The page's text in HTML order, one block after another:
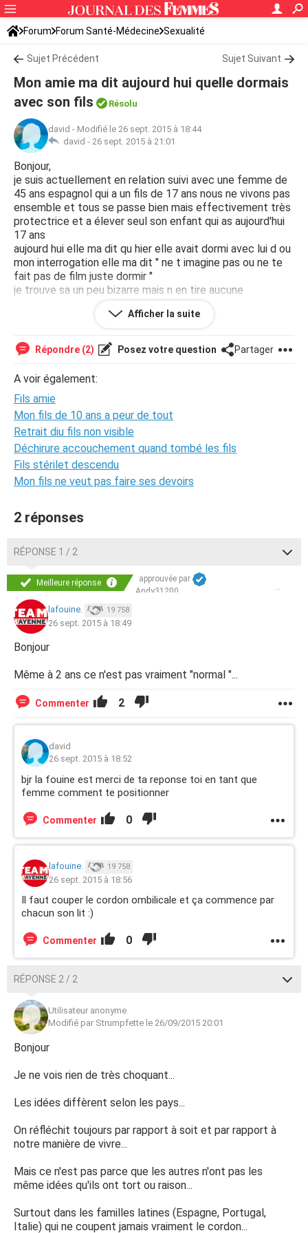
Forum Forum Santé-Médecine Sexualité
Sujet Précédent Sujet Suivant
Mon amie ma dit aujourd hui quelle dormais
avec son fils
Résolu
david - Modifié le 26 sept. 2015 à 18:44
david - 26 sept. 2015 à 21:01
Bonjour,
je suis actuellement en relation suivi avec une femme de
45 ans espagnol qui a un fils de 17 ans nous ne vivons pas
ensemble et tous se passe bien mais effectivement très
protectrice et a élever seul son enfant qui as aujourd'hui
17 ans
aujourd hui elle ma dit qu hier elle avait dormi avec lui d ou
mon interrogation elle ma dit " ne t imagine pas ou ne te
fait pas de film juste dormir "
je trouve sa un peu bizarre mais n en tire aucune
conclusion dormir avec son enfant me parait normal quand
celui si a disons jusqu'à 10 ans mais a 17 merci de me
d avance merci
Afficher la suite
Répondre (2) Posez votre question Partager
A voir également:
Fils amie
Mon fils de 10 ans a peur de tout
Retrait diu fils non visible
Déchirure accouchement quand tombé les fils
Fils stérilet descendu
Mon fils ne veut pas faire ses devoirs
2 réponses
RÉPONSE 1 / 2
Meilleure réponse
approuvée par
Andy31200
lafouine. 19 758
26 sept. 2015 à 18:49
Bonjour
Même à 2 ans ce n'est pas vraiment "normal "...
Commenter 2
david
26 sept. 2015 à 18:52
bjr la fouine est merci de ta reponse toi en tant que
femme comment te positionner
Commenter 0
lafouine. 19 758
26 sept. 2015 à 18:56
Il faut couper le cordon ombilicale et ça commence par
chacun son lit :)
Commenter 0
RÉPONSE 2 / 2
Utilisateur anonyme
Modifié par Strumpfette le 26/09/2015 20:01
Bonjour
Je ne vois rien de très choquant...
Les idées diffèrent selon les pays...
On réfléchit toujours par rapport à soit et par rapport à
notre manière de vivre...
Mais ce n'est pas parce que les autres n'ont pas les
même idées qu'ils ont tort ou raison...
Surtout dans les familles latines (Espagne, Portugal,
Italie) qui ne coupent jamais vraiment le cordon...